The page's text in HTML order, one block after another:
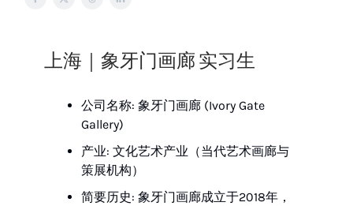
上海｜象牙门画廊 实习生
公司名称: 象牙门画廊 (Ivory Gate
Gallery)
产业: 文化艺术产业（当代艺术画廊与
策展机构）
简要历史: 象牙门画廊成立于2018年，